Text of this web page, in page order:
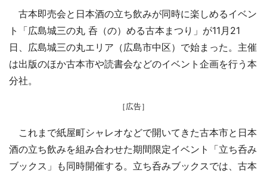
古本即売会と日本酒の立ち飲みが同時に楽しめるイベン
ト「広島城三の丸 呑（の）める古本まつり」が11月21
日、広島城三の丸エリア（広島市中区）で始まった。主催
は出版のほか古本市や読書会などのイベント企画を行う本
分社。
［広告］
これまで紙屋町シャレオなどで開いてきた古本市と日本
酒の立ち飲みを組み合わせた期間限定イベント「立ち呑み
ブックス」も同時開催する。立ち呑みブックスでは、古本